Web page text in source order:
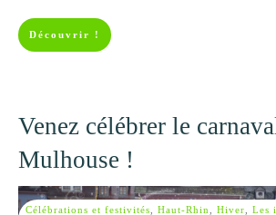
Découvrir !
Venez célébrer le
Mulhouse !
Célébrations et festivités Haut-Rhin Hiver Les